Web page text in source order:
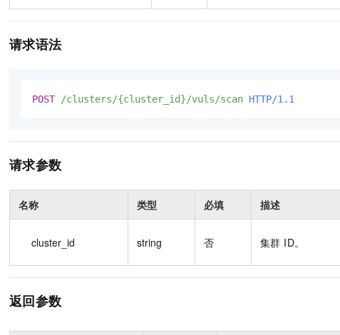
请求语法
POST /clusters/{cluster_id}/vuls/scan HTTP/1.1
请求参数
名称 类型 必填 描述
cluster_id string 否 集群 ID。
返回参数